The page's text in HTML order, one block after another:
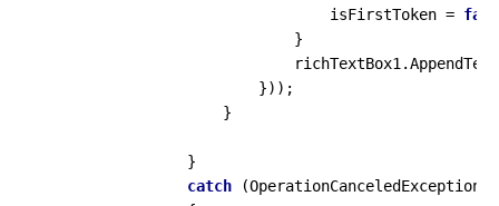
                                isFirstToken =
                            }
                        }));
                    }
                }
catch (OperationCanceledException)